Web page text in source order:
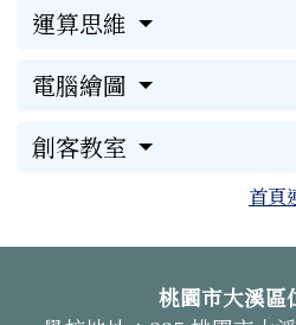
運算思維
電腦繪圖
創客教室
首頁
頁尾區域內容桃園市大溪區